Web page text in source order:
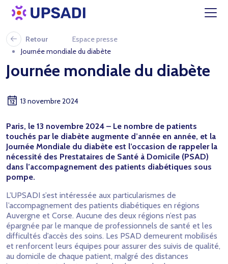
Retour
Espace presse
Journée mondiale du diabète
Journée mondiale du diabète
13 novembre 2024
Paris, le 13 novembre 2024 – Le nombre de patients
touchés par le diabète augmente d’année en année, et la
Journée Mondiale du diabète est l’occasion de rappeler la
nécessité des Prestataires de Santé à Domicile (PSAD)
dans l’accompagnement des patients diabétiques sous
pompe.
L’UPSADI s’est intéressée aux particularismes de
l’accompagnement des patients diabétiques en régions
Auvergne et Corse. Aucune des deux régions n’est pas
épargnée par le manque de professionnels de santé et les
difficultés d’accès des soins. Les PSAD demeurent mobilisés
et renforcent leurs équipes pour assurer des suivis de qualité,
au domicile de chaque patient, malgré des distances